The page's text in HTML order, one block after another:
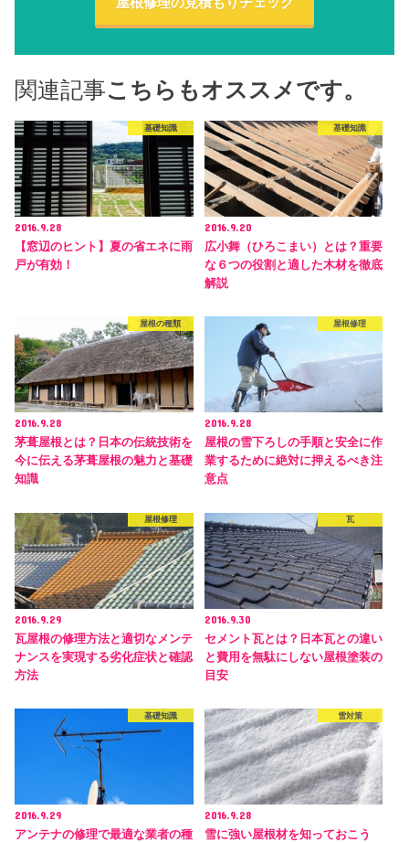
関連記事こちらもオススメです。
基礎知識
2016.9.28
【窓辺のヒント】夏の省エネに雨
戸が有効！
基礎知識
2016.9.20
広小舞（ひろこまい）とは？重要
な６つの役割と適した木材を徹底
解説
屋根の種類
2016.9.28
茅葺屋根とは？日本の伝統技術を
今に伝える茅葺屋根の魅力と基礎
知識
屋根修理
2016.9.28
屋根の雪下ろしの手順と安全に作
業するために絶対に押えるべき注
意点
屋根修理
2016.9.29
瓦屋根の修理方法と適切なメンテ
ナンスを実現する劣化症状と確認
方法
瓦
2016.9.30
セメント瓦とは？日本瓦との違い
と費用を無駄にしない屋根塗装の
目安
基礎知識
2016.9.29
アンテナの修理で最適な業者の種
雪対策
2016.9.28
雪に強い屋根材を知っておこう